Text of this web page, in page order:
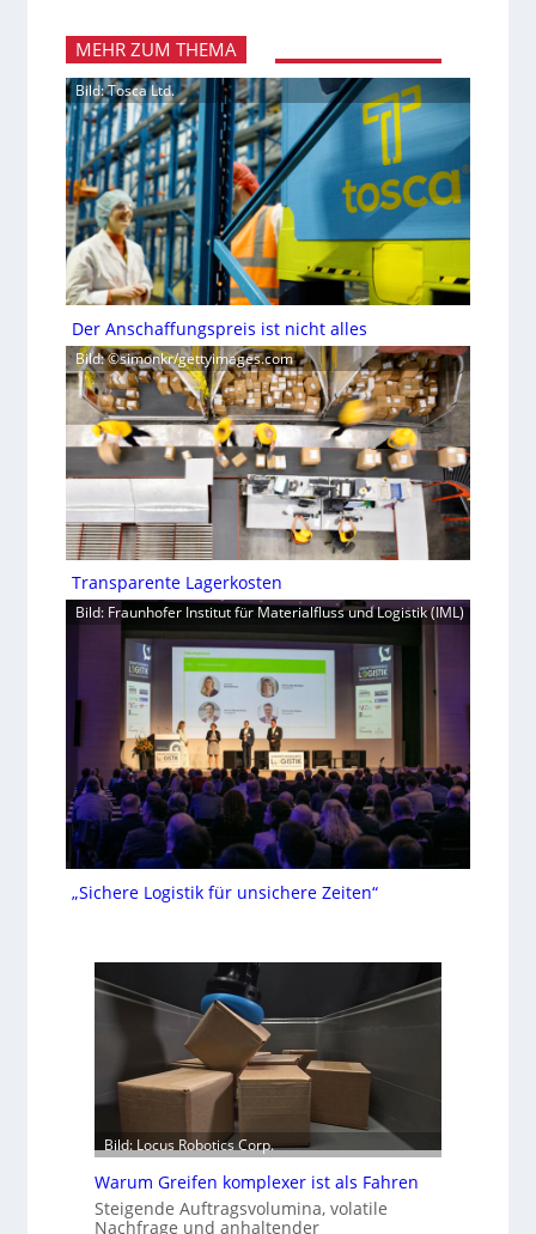
MEHR ZUM THEMA
Bild: Tosca Ltd.
Der Anschaffungspreis ist nicht alles
Bild: ©simonkr/gettyimages.com
Transparente Lagerkosten
Bild: Fraunhofer Institut für Materialfluss und Logistik (IML)
„Sichere Logistik für unsichere Zeiten“
Bild: Locus Robotics Corp.
Warum Greifen komplexer ist als Fahren
Steigende Auftragsvolumina, volatile
Nachfrage und anhaltender